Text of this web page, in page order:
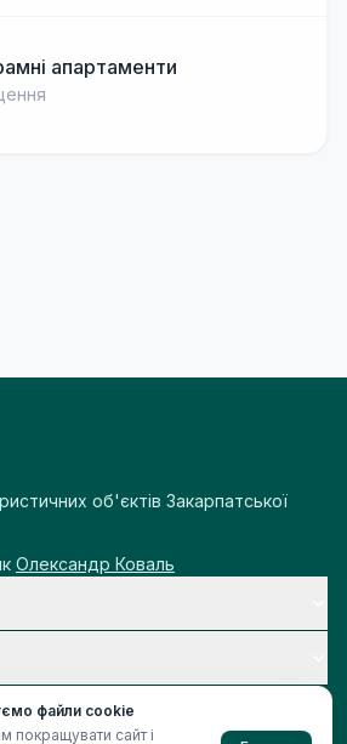
апартаменти
об'єктів Закарпатської
Олександр Коваль
файли cookie
покращувати сайт і